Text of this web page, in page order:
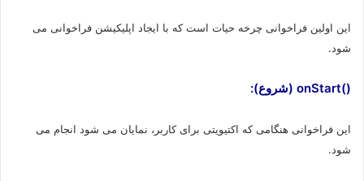
این اولین فراخوانی چرخه حیات است که با ایجاد اپلیکیشن فراخوانی می
شود.
()onStart (شروع):
این فراخوانی هنگامی که اکتیویتی برای کاربر، نمایان می شود انجام می
شود.